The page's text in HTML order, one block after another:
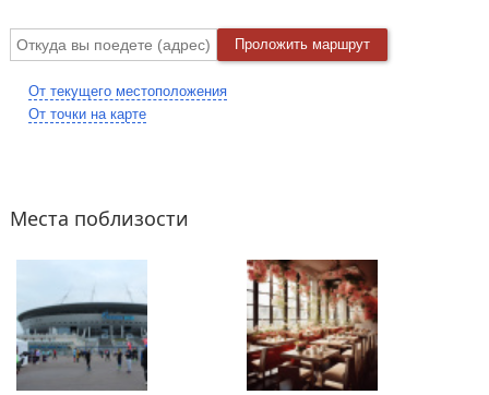
Проложить маршрут
От текущего местоположения
От точки на карте
Места поблизости